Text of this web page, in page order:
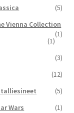
(5)
Vienna Collection
(1)
(1)
(3)
(12)
(5)
Wars
(1)